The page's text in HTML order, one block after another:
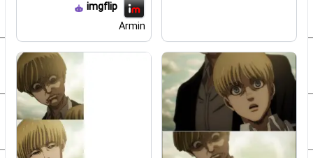
imgflip
Armin